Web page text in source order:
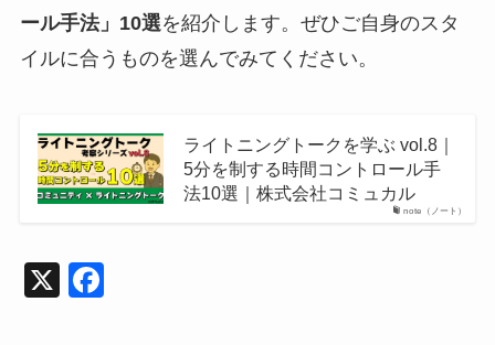
ール手法」10選を紹介します。ぜひご自身のスタ
イルに合うものを選んでみてください。
note（ノート）
ライトニングトークを学ぶ vol.8｜
5分を制する時間コントロール手
法10選｜株式会社コミュカル
X